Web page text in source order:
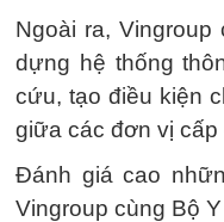
Ngoài ra,
dựng hệ thống
cứu, tạo điều kiện
giữa các đơn vị
Đánh giá cao
Vingroup cùng Bộ